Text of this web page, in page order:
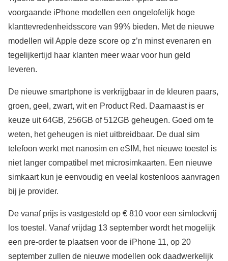
voorgaande iPhone modellen een ongelofelijk hoge
klanttevredenheidsscore van 99% bieden. Met de nieuwe
modellen wil Apple deze score op z’n minst evenaren en
tegelijkertijd haar klanten meer waar voor hun geld
leveren.
De nieuwe smartphone is verkrijgbaar in de kleuren paars,
groen, geel, zwart, wit en Product Red. Daarnaast is er
keuze uit 64GB, 256GB of 512GB geheugen. Goed om te
weten, het geheugen is niet uitbreidbaar. De dual sim
telefoon werkt met nanosim en eSIM, het nieuwe toestel is
niet langer compatibel met microsimkaarten. Een nieuwe
simkaart kun je eenvoudig en veelal kostenloos aanvragen
bij je provider.
De vanaf prijs is vastgesteld op € 810 voor een simlockvrij
los toestel. Vanaf vrijdag 13 september wordt het mogelijk
een pre-order te plaatsen voor de iPhone 11, op 20
september zullen de nieuwe modellen ook daadwerkelijk